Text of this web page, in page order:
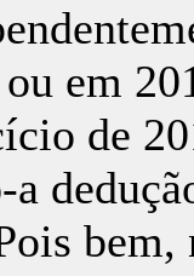
em
de
bem,